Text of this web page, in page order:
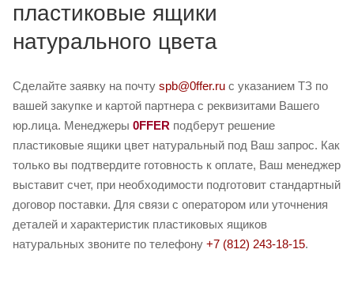
пластиковые ящики
натурального цвета
Сделайте заявку на почту spb@0ffer.ru с указанием ТЗ по
вашей закупке и картой партнера с реквизитами Вашего
юр.лица. Менеджеры 0FFER подберут решение
пластиковые ящики цвет натуральный под Ваш запрос. Как
только вы подтвердите готовность к оплате, Ваш менеджер
выставит счет, при необходимости подготовит стандартный
договор поставки. Для связи с оператором или уточнения
деталей и характеристик пластиковых ящиков
натуральных звоните по телефону +7 (812) 243-18-15.